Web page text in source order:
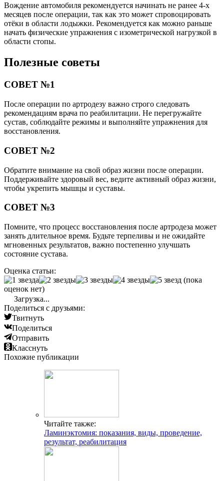
Вождение автомобиля рекомендуется начинать не ранее 4-х
месяцев после операции, так как это может спровоцировать
отёки в области лодыжки. Рекомендуется как можно раньше
начать физические упражнения с изометрической нагрузкой в
области стопы.
Полезные советы
СОВЕТ №1
После операции по артродезу важно строго следовать
рекомендациям врача по реабилитации. Не перегружайте
сустав, соблюдайте режимы и выполняйте упражнения для
восстановления.
СОВЕТ №2
Обратите внимание на свой образ жизни после операции.
Поддерживайте здоровый вес, ведите активный образ жизни,
чтобы укрепить мышцы и суставы.
СОВЕТ №3
Помните, что процесс восстановления после артродеза может
занять длительное время. Будьте терпеливы и не ожидайте
мгновенных результатов, важно постепенно улучшать
состояние сустава.
Оценка статьи:
(пока
оценок нет)
Загрузка...
Поделиться с друзьями:
Твитнуть
Поделиться
Отправить
Класснуть
Похожие публикации
Читайте также:
Ламинэктомия: показания, виды, проведение,
результат, реабилитация